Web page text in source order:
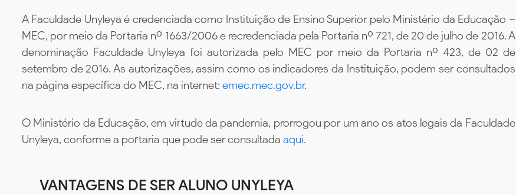
A Faculdade Unyleya é credenciada como Instituição de Ensino Superior pelo Ministério da Educação –
MEC, por meio da Portaria nº 1663/2006 e recredenciada pela Portaria nº 721, de 20 de julho de 2016. A
denominação Faculdade Unyleya foi autorizada pelo MEC por meio da Portaria nº 423, de 02 de
setembro de 2016. As autorizações, assim como os indicadores da Instituição, podem ser consultados
na página específica do MEC, na internet: emec.mec.gov.br.
O Ministério da Educação, em virtude da pandemia, prorrogou por um ano os atos legais da Faculdade
Unyleya, conforme a portaria que pode ser consultada aqui.
VANTAGENS DE SER ALUNO UNYLEYA